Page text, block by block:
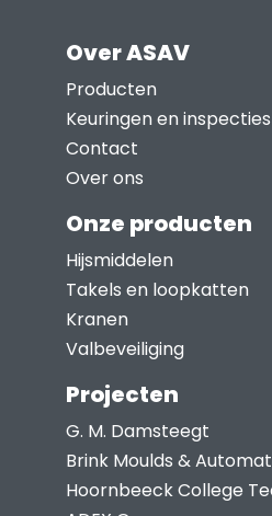
variaties.
optie
gekozen
productpagina
Over ASAV
Producten
Keuringen en inspecties
Contact
Over ons
Onze producten
Hijsmiddelen
Takels en loopkatten
Kranen
Valbeveiliging
Projecten
G. M. Damsteegt
Brink Moulds &
Hoornbeeck College